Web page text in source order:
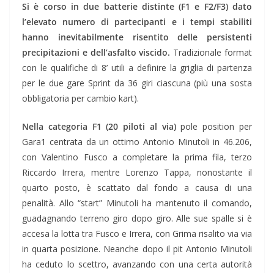
Si è corso in due batterie distinte (F1 e F2/F3) dato
l’elevato numero di partecipanti e i tempi stabiliti
hanno inevitabilmente risentito delle persistenti
precipitazioni e dell’asfalto viscido. Tradizionale format
con le qualifiche di 8’ utili a definire la griglia di partenza
per le due gare Sprint da 36 giri ciascuna (più una sosta
obbligatoria per cambio kart).
Nella categoria F1 (20 piloti al via)pole position per
Gara1 centrata da un ottimo Antonio Minutoli in 46.206,
con Valentino Fusco a completare la prima fila, terzo
Riccardo Irrera, mentre Lorenzo Tappa, nonostante il
quarto posto, è scattato dal fondo a causa di una
penalità. Allo “start” Minutoli ha mantenuto il comando,
guadagnando terreno giro dopo giro. Alle sue spalle si è
accesa la lotta tra Fusco e Irrera, con Grima risalito via via
in quarta posizione. Neanche dopo il pit Antonio Minutoli
ha ceduto lo scettro, avanzando con una certa autorità